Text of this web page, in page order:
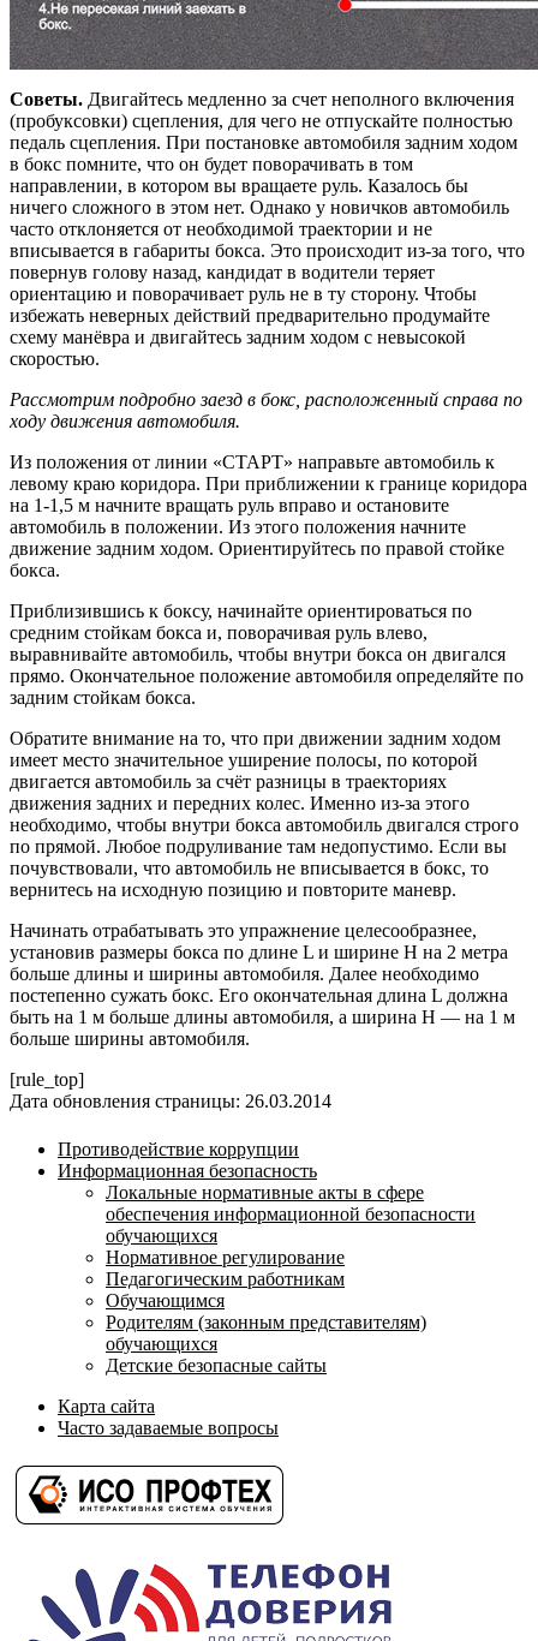
Советы. Двигайтесь медленно за счет неполного включения
(пробуксовки) сцепления, для чего не отпускайте полностью
педаль сцепления. При постановке автомобиля задним ходом
в бокс помните, что он будет поворачивать в том
направлении, в котором вы вращаете руль. Казалось бы
ничего сложного в этом нет. Однако у новичков автомобиль
часто отклоняется от необходимой траектории и не
вписывается в габариты бокса. Это происходит из-за того, что
повернув голову назад, кандидат в водители теряет
ориентацию и поворачивает руль не в ту сторону. Чтобы
избежать неверных действий предварительно продумайте
схему манёвра и двигайтесь задним ходом с невысокой
скоростью.
Рассмотрим подробно заезд в бокс, расположенный справа по
ходу движения автомобиля.
Из положения от линии «СТАРТ» направьте автомобиль к
левому краю коридора. При приближении к границе коридора
на 1-1,5 м начните вращать руль вправо и остановите
автомобиль в положении. Из этого положения начните
движение задним ходом. Ориентируйтесь по правой стойке
бокса.
Приблизившись к боксу, начинайте ориентироваться по
средним стойкам бокса и, поворачивая руль влево,
выравнивайте автомобиль, чтобы внутри бокса он двигался
прямо. Окончательное положение автомобиля определяйте по
задним стойкам бокса.
Обратите внимание на то, что при движении задним ходом
имеет место значительное уширение полосы, по которой
двигается автомобиль за счёт разницы в траекториях
движения задних и передних колес. Именно из-за этого
необходимо, чтобы внутри бокса автомобиль двигался строго
по прямой. Любое подруливание там недопустимо. Если вы
почувствовали, что автомобиль не вписывается в бокс, то
вернитесь на исходную позицию и повторите маневр.
Начинать отрабатывать это упражнение целесообразнее,
установив размеры бокса по длине L и ширине Н на 2 метра
больше длины и ширины автомобиля. Далее необходимо
постепенно сужать бокс. Его окончательная длина L должна
быть на 1 м больше длины автомобиля, а ширина Н — на 1 м
больше ширины автомобиля.
[rule_top]
Дата обновления страницы: 26.03.2014
Противодействие коррупции
Информационная безопасность
Локальные нормативные акты в сфере
обеспечения информационной безопасности
обучающихся
Нормативное регулирование
Педагогическим работникам
Обучающимся
Родителям (законным представителям)
обучающихся
Детские безопасные сайты
Карта сайта
Часто задаваемые вопросы